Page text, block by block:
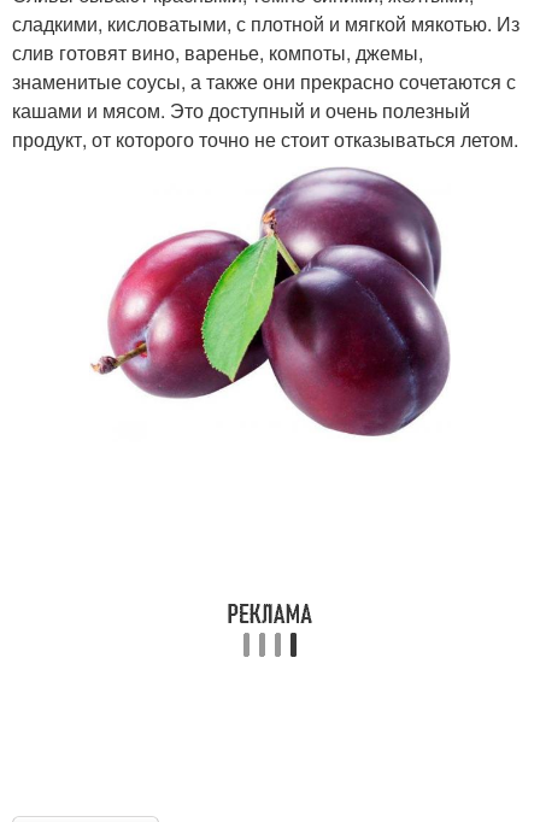
сладкими, кисловатыми, с плотной и мягкой мякотью. Из
слив готовят вино, варенье, компоты, джемы,
знаменитые соусы, а также они прекрасно сочетаются с
кашами и мясом. Это доступный и очень полезный
продукт, от которого точно не стоит отказываться летом.